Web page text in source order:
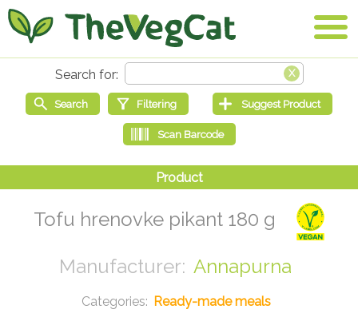
Tofu hrenovke pikant 180 g
Annapurna
Ready-made meals